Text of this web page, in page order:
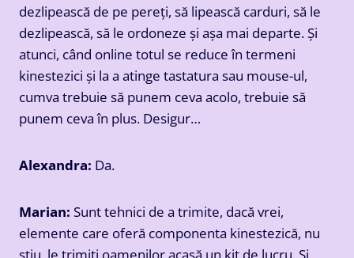
dezlipească de pe pereți, să lipească carduri, să le
dezlipească, să le ordoneze și așa mai departe. Și
atunci, când online totul se reduce în termeni
kinestezici și la a atinge tastatura sau mouse-ul,
cumva trebuie să punem ceva acolo, trebuie să
punem ceva în plus. Desigur…
Alexandra: Da.
Marian: Sunt tehnici de a trimite, dacă vrei,
elemente care oferă componenta kinestezică, nu
știu, le trimiți oamenilor acasă un kit de lucru. Și